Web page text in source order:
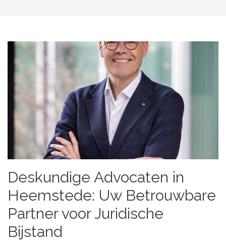
Deskundige Advocaten in
Heemstede: Uw Betrouwbare
Partner voor Juridische
Bijstand